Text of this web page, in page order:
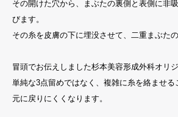
その開けた穴から、まぶたの裏側と表側に非
びます。
その糸を皮膚の下に埋没させて、二重まぶた
冒頭でお伝えしました杉本美容形成外科オリ
単純な3点留めではなく、複雑に糸を絡ませる
元に戻りにくくなります。